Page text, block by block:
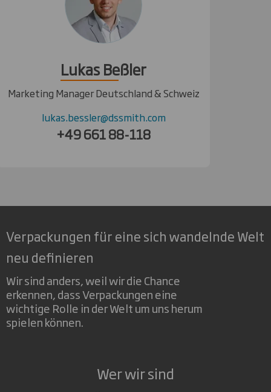
Lukas Beßler
Marketing Manager Deutschland & Schweiz
lukas.bessler@dssmith.com
+49 661 88-118
Verpackungen für eine sich wandelnde Welt
neu definieren
Wir sind anders, weil wir die Chance
erkennen, dass Verpackungen eine
wichtige Rolle in der Welt um uns herum
spielen können.
Wer wir sind